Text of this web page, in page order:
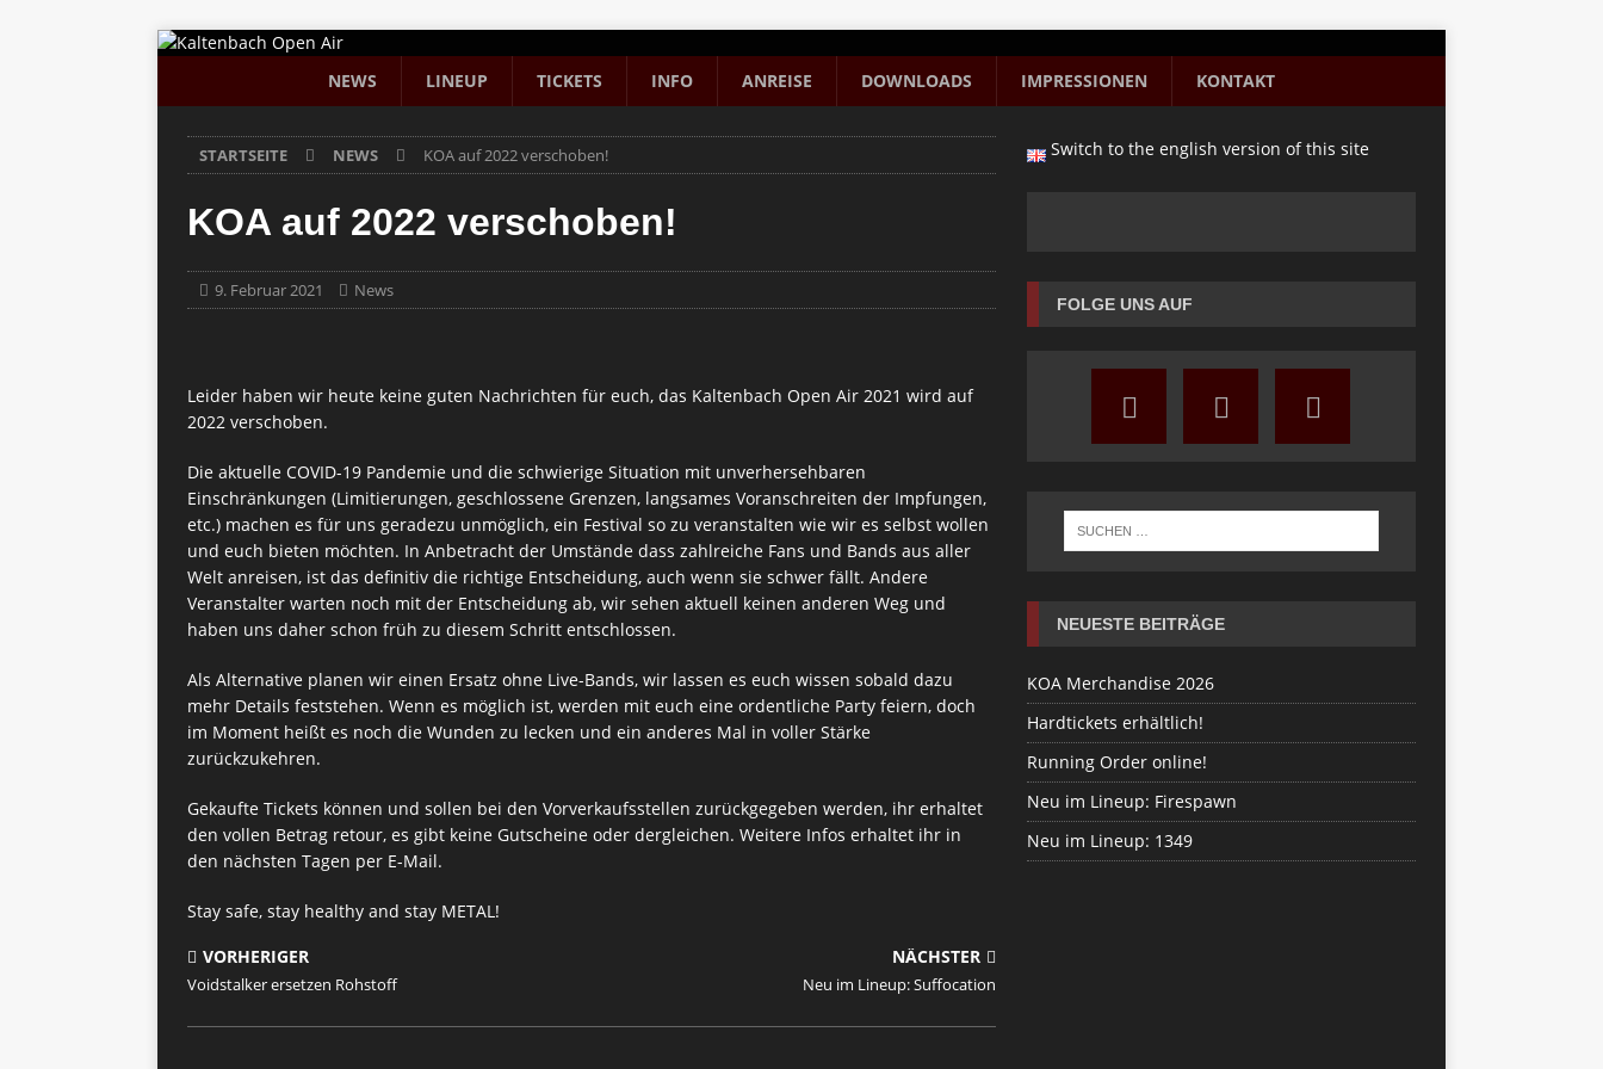
NEWS LINEUP TICKETS INFO ANREISE DOWNLOADS IMPRESSIONEN KONTAKT
STARTSEITE NEWS KOA auf 2022 verschoben!
KOA auf 2022 verschoben!
9. Februar 2021 News
Leider haben wir heute keine guten Nachrichten für euch, das Kaltenbach Open Air 2021 wird auf
2022 verschoben.
Die aktuelle COVID-19 Pandemie und die schwierige Situation mit unverhersehbaren
Einschränkungen (Limitierungen, geschlossene Grenzen, langsames Voranschreiten der Impfungen,
etc.) machen es für uns geradezu unmöglich, ein Festival so zu veranstalten wie wir es selbst wollen
und euch bieten möchten. In Anbetracht der Umstände dass zahlreiche Fans und Bands aus aller
Welt anreisen, ist das definitiv die richtige Entscheidung, auch wenn sie schwer fällt. Andere
Veranstalter warten noch mit der Entscheidung ab, wir sehen aktuell keinen anderen Weg und
haben uns daher schon früh zu diesem Schritt entschlossen.
Als Alternative planen wir einen Ersatz ohne Live-Bands, wir lassen es euch wissen sobald dazu
mehr Details feststehen. Wenn es möglich ist, werden mit euch eine ordentliche Party feiern, doch
im Moment heißt es noch die Wunden zu lecken und ein anderes Mal in voller Stärke
zurückzukehren.
Gekaufte Tickets können und sollen bei den Vorverkaufsstellen zurückgegeben werden, ihr erhaltet
den vollen Betrag retour, es gibt keine Gutscheine oder dergleichen. Weitere Infos erhaltet ihr in
den nächsten Tagen per E-Mail.
Stay safe, stay healthy and stay METAL!
VORHERIGER
Voidstalker ersetzen Rohstoff
NÄCHSTER
Neu im Lineup: Suffocation
Switch to the english version of this site
FOLGE UNS AUF
NEUESTE BEITRÄGE
KOA Merchandise 2026
Hardtickets erhältlich!
Running Order online!
Neu im Lineup: Firespawn
Neu im Lineup: 1349